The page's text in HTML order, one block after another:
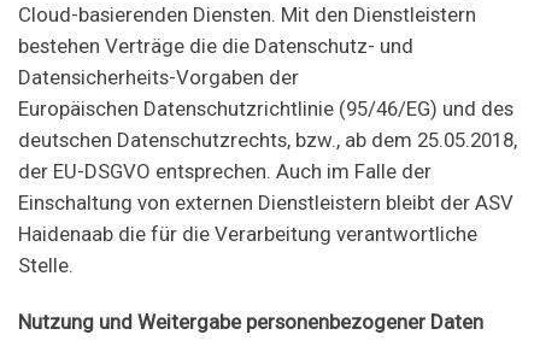
Cloud-basierenden Diensten. Mit den Dienstleistern
bestehen Verträge die die Datenschutz- und
Datensicherheits-Vorgaben der
Europäischen Datenschutzrichtlinie (95/46/EG) und des
deutschen Datenschutzrechts, bzw., ab dem 25.05.2018,
der EU-DSGVO entsprechen. Auch im Falle der
Einschaltung von externen Dienstleistern bleibt der ASV
Haidenaab die für die Verarbeitung verantwortliche
Stelle.
Nutzung und Weitergabe personenbezogener Daten